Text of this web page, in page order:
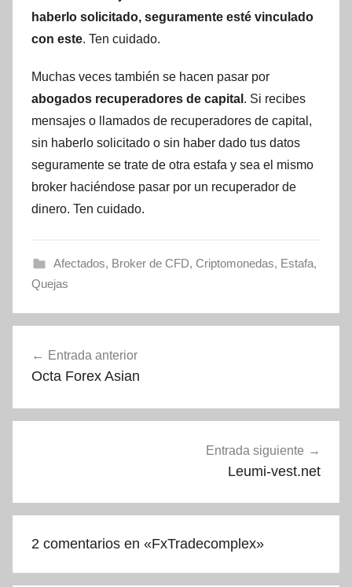
haberlo solicitado, seguramente esté vinculado
con este. Ten cuidado.
Muchas veces también se hacen pasar por
abogados recuperadores de capital . Si recibes
mensajes o llamados de recuperadores de capital,
sin haberlo solicitado o sin haber dado tus datos
seguramente se trate de otra estafa y sea el mismo
broker haciéndose pasar por un recuperador de
dinero. Ten cuidado.
Afectados, Broker de CFD, Criptomonedas, Estafa,
Quejas
de
Entrada anterior
Octa Forex Asian
Entrada siguiente
Leumi-vest.net
2 comentarios en «FxTradecomplex»